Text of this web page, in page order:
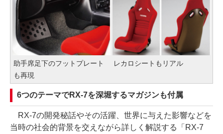
助手席足下のフットプレート
も再現
レカロシートもリアル
6つのテーマでRX-7を深堀するマガジンも付属
RX-7の開発秘話やその活躍、世界に与えた影響などを
当時の社会的背景を交えながら詳しく解説する「RX-7